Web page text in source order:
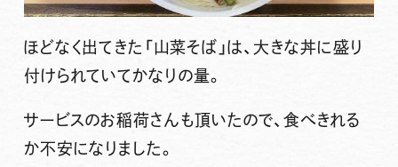
ほどなく出てきた 「山菜そば」は、大きな丼に盛り
付けられていてかなりの量。
サービスのお稲荷さんも頂いたので、食べきれる
か不安になりました。